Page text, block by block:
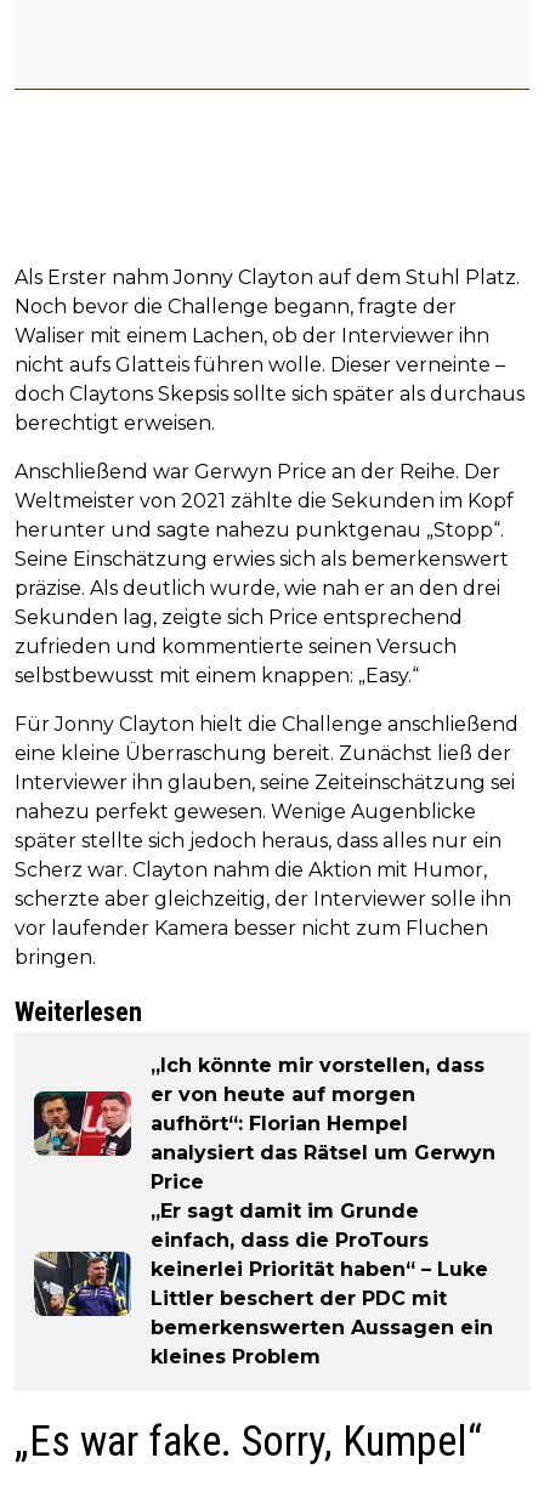
Als Erster nahm Jonny Clayton auf dem Stuhl Platz.
Noch bevor die Challenge begann, fragte der
Waliser mit einem Lachen, ob der Interviewer ihn
nicht aufs Glatteis führen wolle. Dieser verneinte –
doch Claytons Skepsis sollte sich später als durchaus
berechtigt erweisen.
Anschließend war Gerwyn Price an der Reihe. Der
Weltmeister von 2021 zählte die Sekunden im Kopf
herunter und sagte nahezu punktgenau „Stopp“.
Seine Einschätzung erwies sich als bemerkenswert
präzise. Als deutlich wurde, wie nah er an den drei
Sekunden lag, zeigte sich Price entsprechend
zufrieden und kommentierte seinen Versuch
selbstbewusst mit einem knappen: „Easy.“
Für Jonny Clayton hielt die Challenge anschließend
eine kleine Überraschung bereit. Zunächst ließ der
Interviewer ihn glauben, seine Zeiteinschätzung sei
nahezu perfekt gewesen. Wenige Augenblicke
später stellte sich jedoch heraus, dass alles nur ein
Scherz war. Clayton nahm die Aktion mit Humor,
scherzte aber gleichzeitig, der Interviewer solle ihn
vor laufender Kamera besser nicht zum Fluchen
bringen.
Weiterlesen
„Ich könnte mir vorstellen, dass
er von heute auf morgen
aufhört“: Florian Hempel
analysiert das Rätsel um Gerwyn
Price
„Er sagt damit im Grunde
einfach, dass die ProTours
keinerlei Priorität haben“ – Luke
Littler beschert der PDC mit
bemerkenswerten Aussagen ein
kleines Problem
„Es war fake. Sorry, Kumpel“